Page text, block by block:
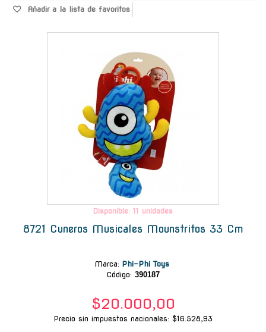
Añadir a la lista de favoritos
Disponible: 11 unidades
8721 Cuneros Musicales Mounstritos 33 Cm
Marca: Phi-Phi Toys
Código: 390187
$20.000,00
Precio sin impuestos nacionales: $16.528,93